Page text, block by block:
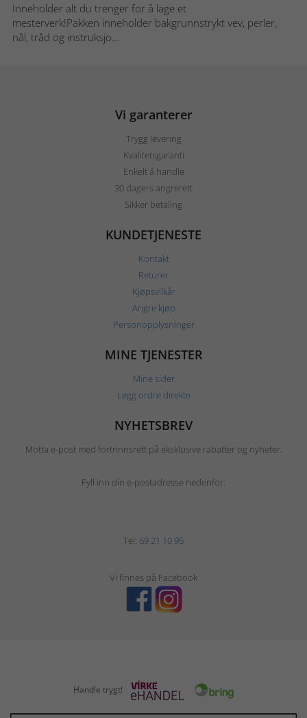
Inneholder alt du trenger for å lage et
mesterverk!Pakken inneholder bakgrunnstrykt vev, perler,
nål, tråd og instruksjo...
Vi garanterer
Trygg levering
Kvalitetsgaranti
Enkelt å handle
30 dagers angrerett
Sikker betaling
KUNDETJENESTE
Kontakt
Returer
Kjøpsvilkår
Angre kjøp
Personopplysninger
MINE TJENESTER
Mine sider
Legg ordre direkte
NYHETSBREV
Motta e-post med fortrinnsrett på eksklusive rabatter og nyheter.
Fyll inn din e-postadresse nedenfor.
Tel: 69 21 10 95
Vi finnes på Facebook
Handle trygt!